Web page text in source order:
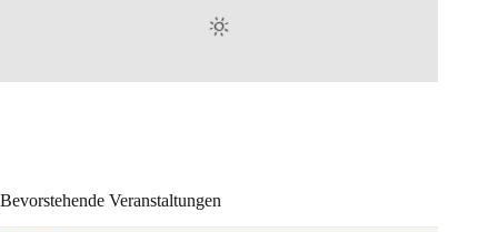
Bevorstehende Veranstaltungen